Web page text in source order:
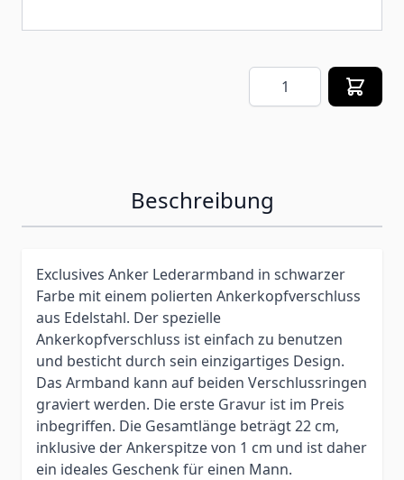
Menge
Beschreibung
Exclusives Anker Lederarmband in schwarzer
Farbe mit einem polierten Ankerkopfverschluss
aus Edelstahl. Der spezielle
Ankerkopfverschluss ist einfach zu benutzen
und besticht durch sein einzigartiges Design.
Das Armband kann auf beiden Verschlussringen
graviert werden. Die erste Gravur ist im Preis
inbegriffen. Die Gesamtlänge beträgt 22 cm,
inklusive der Ankerspitze von 1 cm und ist daher
ein ideales Geschenk für einen Mann.